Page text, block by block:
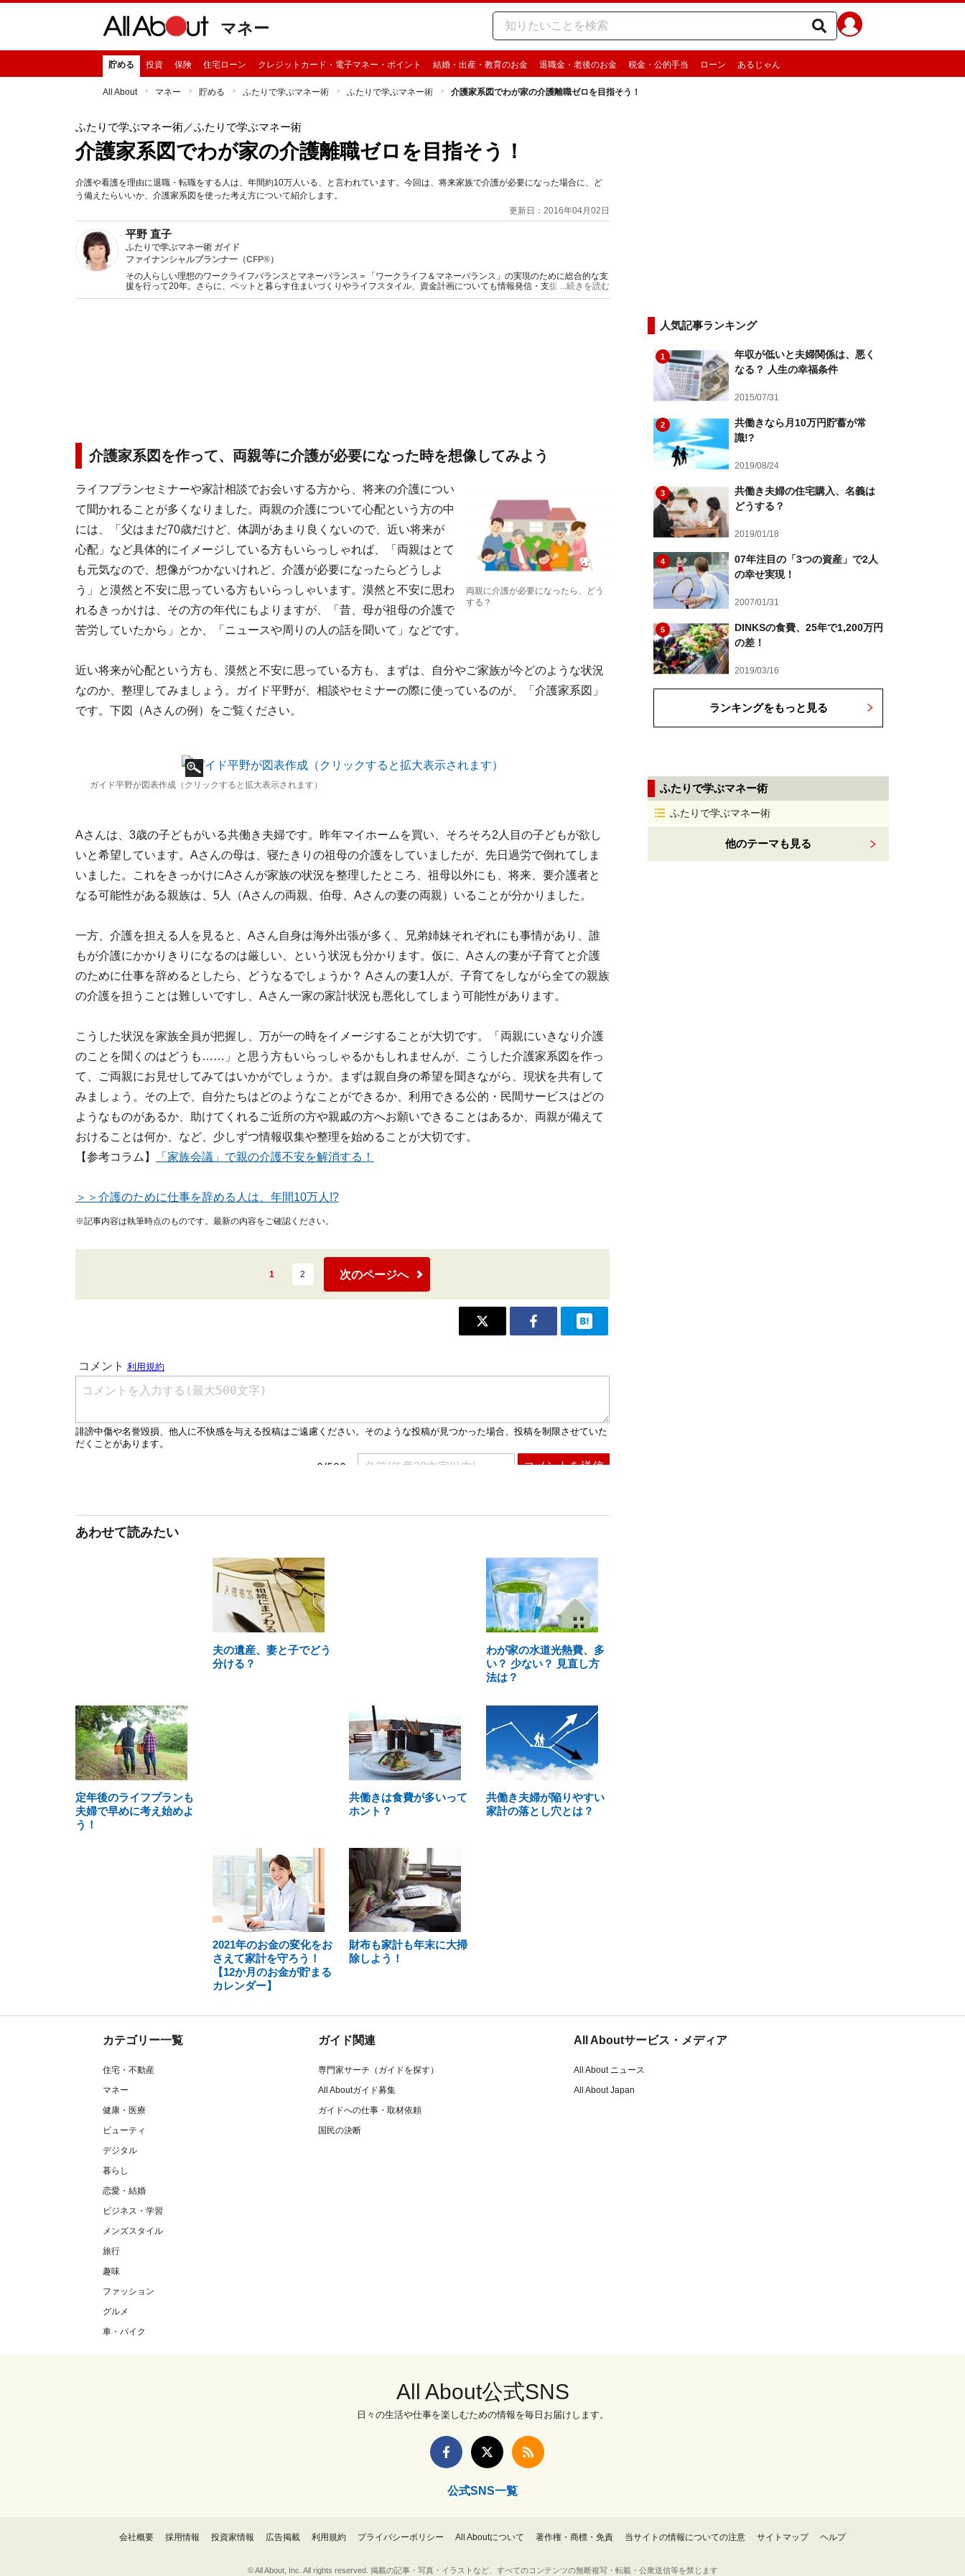
マネー
貯める 投資 保険 住宅ローン クレジットカード・電子マネー・ポイント 結婚・出産・教育のお金 退職金・老後のお金 税金・公的手当 ローン あるじゃん
All About マネー 貯める ふたりで学ぶマネー術 ふたりで学ぶマネー術 介護家系図でわが家の介護離職ゼロを目指そう！
ふたりで学ぶマネー術／ふたりで学ぶマネー術
介護家系図でわが家の介護離職ゼロを目指そう！
介護や看護を理由に退職・転職をする人は、年間約10万人いる、と言われています。今回は、将来家族で介護が必要になった場合に、ど
う備えたらいいか、介護家系図を使った考え方について紹介します。
更新日：2016年04月02日
平野 直子
ふたりで学ぶマネー術 ガイド
ファイナンシャルプランナー（CFP®）
その人らしい理想のワークライフバランスとマネーバランス＝「ワークライフ＆マネーバランス」の実現のために総合的な支
援を行って20年。さらに、ペットと暮らす住まいづくりやライフスタイル、資金計画についても情報発信・支援を行っていま
す。
...続きを読む
介護家系図を作って、両親等に介護が必要になった時を想像してみよう
両親に介護が必要になったら、どう
する？
ライフプランセミナーや家計相談でお会いする方から、将来の介護につい
て聞かれることが多くなりました。両親の介護について心配という方の中
には、「父はまだ70歳だけど、体調があまり良くないので、近い将来が
心配」など具体的にイメージしている方もいらっしゃれば、「両親はとて
も元気なので、想像がつかないけれど、介護が必要になったらどうしよ
う」と漠然と不安に思っている方もいらっしゃいます。漠然と不安に思わ
れるきっかけは、その方の年代にもよりますが、「昔、母が祖母の介護で
苦労していたから」とか、「ニュースや周りの人の話を聞いて」などです。
近い将来が心配という方も、漠然と不安に思っている方も、まずは、自分やご家族が今どのような状況
なのか、整理してみましょう。ガイド平野が、相談やセミナーの際に使っているのが、「介護家系図」
です。下図（Aさんの例）をご覧ください。
ガイド平野が図表作成（クリックすると拡大表示されます）
Aさんは、3歳の子どもがいる共働き夫婦です。昨年マイホームを買い、そろそろ2人目の子どもが欲し
いと希望しています。Aさんの母は、寝たきりの祖母の介護をしていましたが、先日過労で倒れてしま
いました。これをきっかけにAさんが家族の状況を整理したところ、祖母以外にも、将来、要介護者と
なる可能性がある親族は、5人（Aさんの両親、伯母、Aさんの妻の両親）いることが分かりました。
一方、介護を担える人を見ると、Aさん自身は海外出張が多く、兄弟姉妹それぞれにも事情があり、誰
もが介護にかかりきりになるのは厳しい、という状況も分かります。仮に、Aさんの妻が子育てと介護
のために仕事を辞めるとしたら、どうなるでしょうか？ Aさんの妻1人が、子育てをしながら全ての親族
の介護を担うことは難しいですし、Aさん一家の家計状況も悪化してしまう可能性があります。
こうした状況を家族全員が把握し、万が一の時をイメージすることが大切です。「両親にいきなり介護
のことを聞くのはどうも……」と思う方もいらっしゃるかもしれませんが、こうした介護家系図を作っ
て、ご両親にお見せしてみてはいかがでしょうか。まずは親自身の希望を聞きながら、現状を共有して
みましょう。その上で、自分たちはどのようなことができるか、利用できる公的・民間サービスはどの
ようなものがあるか、助けてくれるご近所の方や親戚の方へお願いできることはあるか、両親が備えて
おけることは何か、など、少しずつ情報収集や整理を始めることが大切です。
【参考コラム】
「家族会議」で親の介護不安を解消する！
＞＞介護のために仕事を辞める人は、年間10万人!?
※記事内容は執筆時点のものです。最新の内容をご確認ください。
1 2 次のページへ
あわせて読みたい
夫の遺産、妻と子でどう
分ける？
わが家の水道光熱費、多
い？ 少ない？ 見直し方
法は？
定年後のライフプランも
夫婦で早めに考え始めよ
う！
共働きは食費が多いって
ホント？
共働き夫婦が陥りやすい
家計の落とし穴とは？
2021年のお金の変化をお
さえて家計を守ろう！
【12か月のお金が貯まる
カレンダー】
財布も家計も年末に大掃
除しよう！
人気記事ランキング
1
年収が低いと夫婦関係は、悪く
なる？ 人生の幸福条件
2015/07/31
2
共働きなら月10万円貯蓄が常
識!?
2019/08/24
3
共働き夫婦の住宅購入、名義は
どうする？
2019/01/18
4
07年注目の「3つの資産」で2人
の幸せ実現！
2007/01/31
5
DINKSの食費、25年で1,200万円
の差！
2019/03/16
ランキングをもっと見る
ふたりで学ぶマネー術
ふたりで学ぶマネー術
他のテーマも見る
カテゴリー一覧
住宅・不動産
マネー
健康・医療
ビューティ
デジタル
暮らし
恋愛・結婚
ビジネス・学習
メンズスタイル
旅行
趣味
ファッション
グルメ
車・バイク
ガイド関連
専門家サーチ（ガイドを探す）
All Aboutガイド募集
ガイドへの仕事・取材依頼
国民の決断
All Aboutサービス・メディア
All About ニュース
All About Japan
All About公式SNS
日々の生活や仕事を楽しむための情報を毎日お届けします。
公式SNS一覧
会社概要 採用情報 投資家情報 広告掲載 利用規約 プライバシーポリシー All Aboutについて 著作権・商標・免責 当サイトの情報についての注意 サイトマップ ヘルプ
© All About, Inc. All rights reserved. 掲載の記事・写真・イラストなど、すべてのコンテンツの無断複写・転載・公衆送信等を禁じます